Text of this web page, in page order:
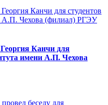
Канчи для
имени А.П. Чехова